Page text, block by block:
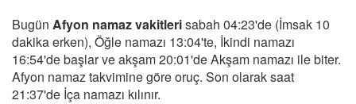
Bugün Afyon namaz vakitlerisabah 04:23'de (İmsak 10
dakika erken), Öğle namazı 13:04'te, İkindi namazı
16:54'de başlar ve akşam 20:01'de Akşam namazı ile biter.
Afyon namaz takvimine göre oruç. Son olarak saat
21:37'de İça namazı kılınır.